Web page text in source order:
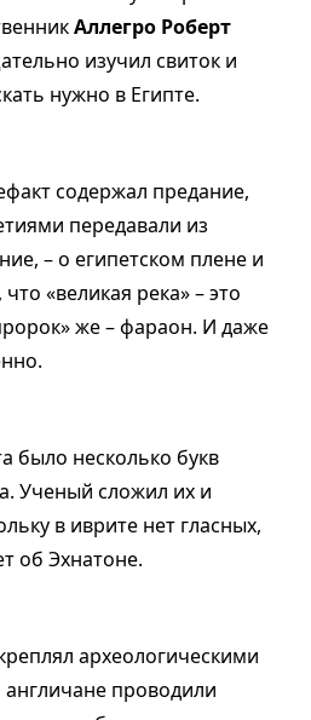
Аллегро Роберт
изучил свиток и
нужно в Египте.
содержал предание,
передавали из
–о египетском плене и
что «великая река»–это
»же–фараон. И даже
было несколько букв
Ученый сложил их и
в иврите нет гласных,
об Эхнатоне.
археологическими
проводили